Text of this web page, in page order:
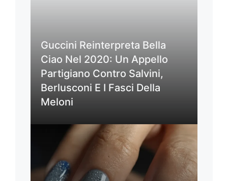
Guccini Reinterpreta Bella
Ciao Nel 2020: Un Appello
Partigiano Contro Salvini,
Berlusconi E I Fasci Della
Meloni